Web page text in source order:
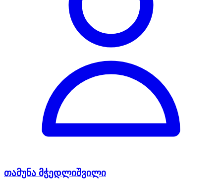
თამუნა მჭედლიშვილი